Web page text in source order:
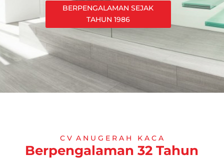
BERPENGALAMAN SEJAK
TAHUN 1986
C V A N U G E R A H K A C A
Berpengalaman 32 Tahun